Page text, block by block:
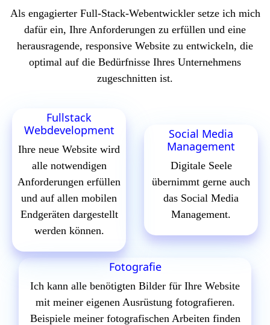
Als engagierter Full-Stack-Webentwickler setze ich mich
dafür ein, Ihre Anforderungen zu erfüllen und eine
herausragende, responsive Website zu entwickeln, die
optimal auf die Bedürfnisse Ihres Unternehmens
zugeschnitten ist.
Fullstack
Webdevelopment
Ihre neue Website wird
alle notwendigen
Anforderungen erfüllen
und auf allen mobilen
Endgeräten dargestellt
werden können.
Social Media
Management
Digitale Seele
übernimmt gerne auch
das Social Media
Management.
Fotografie
Ich kann alle benötigten Bilder für Ihre Website
mit meiner eigenen Ausrüstung fotografieren.
Beispiele meiner fotografischen Arbeiten finden